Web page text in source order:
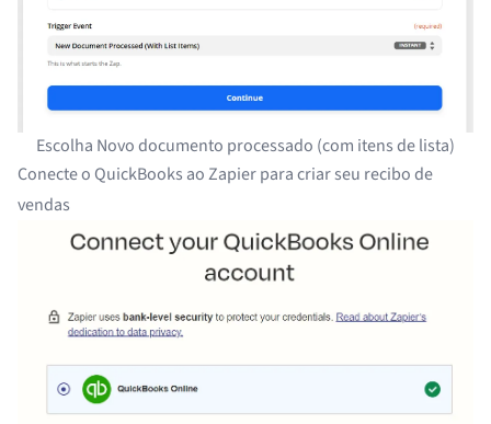
Escolha Novo documento processado (com itens de lista)
Conecte o QuickBooks ao Zapier para criar seu recibo de
vendas